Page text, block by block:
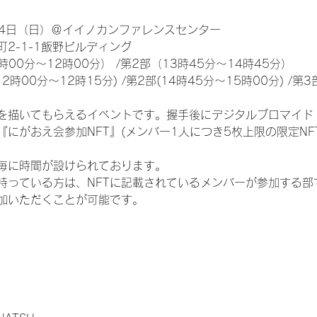
（日）＠イイノカンファレンスセンター
2-1-1飯野ビルディング
00分～12時00分） /第2部（13時45分～14時45分）
分～12時15分) /第2部(14時45分～15時00分) /第3
描いてもらえるイベントです。握手後にデジタルブロマイ
にがおえ会参加NFT』(メンバー1人につき5枚上限の限定
時間が設けられております。
っている方は、NFTに記載されているメンバーが参加する
ただくことが可能です。